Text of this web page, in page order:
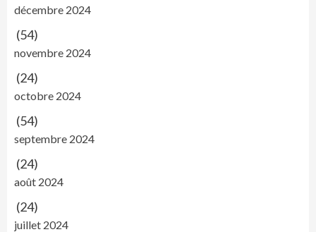
décembre 2024
(54)
novembre 2024
(24)
octobre 2024
(54)
septembre 2024
(24)
août 2024
(24)
juillet 2024